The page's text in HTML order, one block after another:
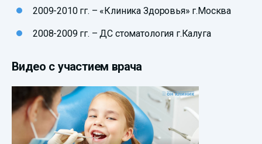
2009-2010 гг. – «Клиника Здоровья» г.Москва
2008-2009 гг. – ДС стоматология г.Калуга
Видео с участием врача